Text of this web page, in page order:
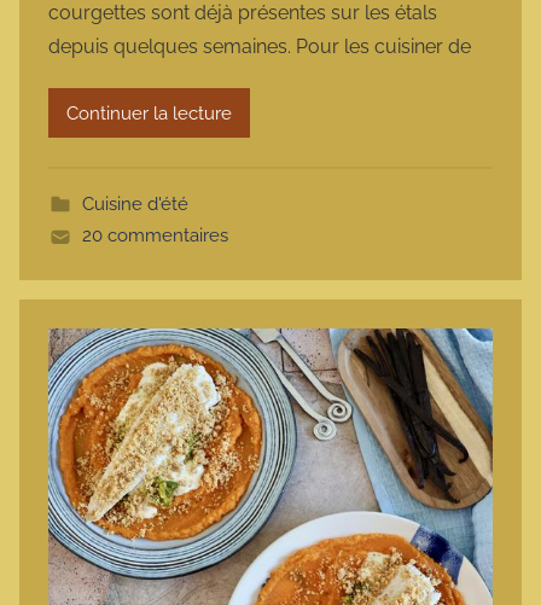
m
a
r
m
e
courgettes sont déjà présentes sur les étals
depuis quelques semaines. Pour les cuisiner de
Continuer la lecture
Cuisine d'été
20 commentaires